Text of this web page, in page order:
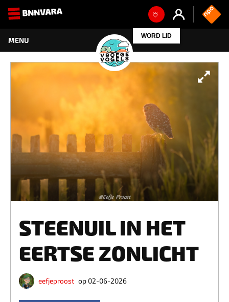
WORD LID
STEENUIL IN HET
EERTSE ZONLICHT
eefjeproost op 02-06-2026